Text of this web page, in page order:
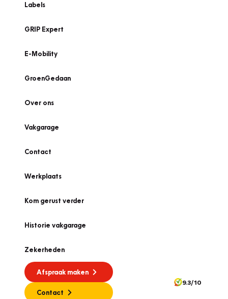
Labels
GRIP Expert
E-Mobility
GroenGedaan
Over ons
Vakgarage
Contact
Werkplaats
Kom gerust verder
Historie vakgarage
Zekerheden
Afspraak maken
Contact
9.3/10